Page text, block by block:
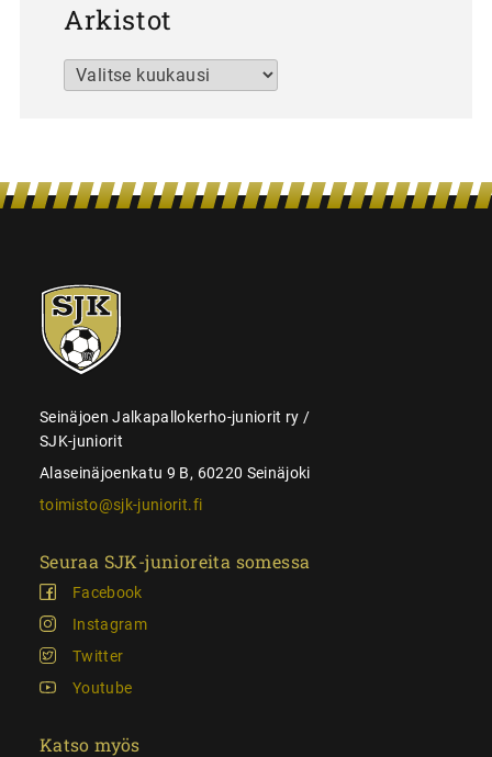
Arkistot
Arkistot
SJK-
juniorit
Seinäjoen Jalkapallokerho-juniorit ry /
SJK-juniorit
Alaseinäjoenkatu 9 B, 60220 Seinäjoki
toimisto@sjk-juniorit.fi
Seuraa SJK-junioreita somessa
Facebook
Instagram
Twitter
Youtube
Katso myös